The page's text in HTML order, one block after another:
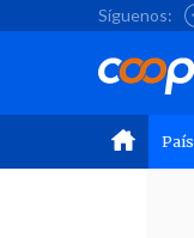
Síguenos:
País